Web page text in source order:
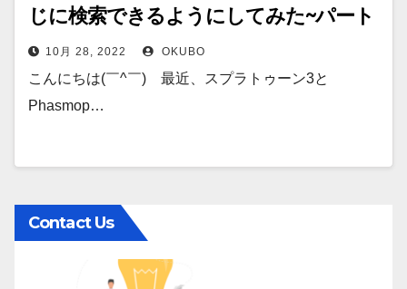
じに検索できるようにしてみた~パート
1/3~10月 28, 2022 OKUBO
こんにちは(￣^￣)ゞ最近、スプラトゥーン3と
Phasmop…
Contact Us